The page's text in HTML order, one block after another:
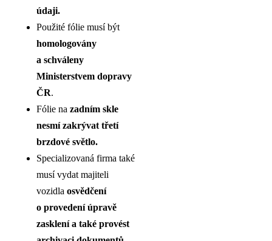
údaji.
Použité fólie musí být
homologovány
a schváleny
Ministerstvem dopravy
ČR.
Fólie na zadním skle
nesmí zakrývat třetí
brzdové světlo.
Specializovaná firma také
musí vydat majiteli
vozidla osvědčení
o provedení úpravě
zasklení a také provést